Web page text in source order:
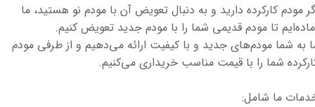
مودم کارکرده دارید و به دنبال تعویض آن با مودم نو هستید، ما
تا مودم قدیمی شما را با مودم جدید تعویض کنیم.
به شما مودم‌های جدید و با کیفیت ارائه می‌دهیم و از طرفی مودم
شما را با قیمت مناسب خریداری می‌کنیم.
ما شامل: